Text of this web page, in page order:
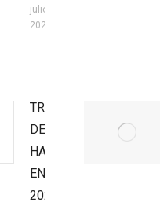
julio 27,
2026
TROFEO
DE
HARD
ENDURO
2026